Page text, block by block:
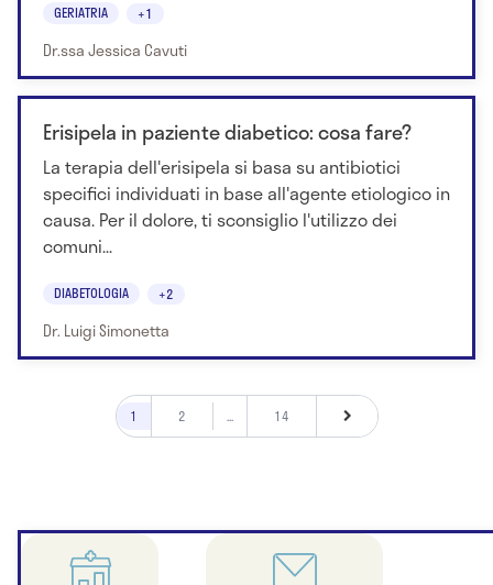
GERIATRIA +1
Dr.ssa Jessica Cavuti
Erisipela in paziente diabetico: cosa fare?
La terapia dell'erisipela si basa su antibiotici
specifici individuati in base all'agente etiologico in
causa. Per il dolore, ti sconsiglio l'utilizzo dei
comuni...
DIABETOLOGIA +2
Dr. Luigi Simonetta
1 2 ... 14